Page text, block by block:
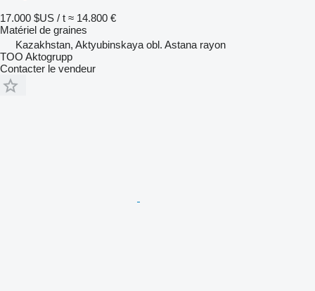
17.000 $US / t ≈ 14.800 €
Matériel de graines
Kazakhstan, Aktyubinskaya obl. Astana rayon
TOO Aktogrupp
Contacter le vendeur